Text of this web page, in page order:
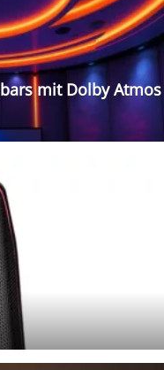
mit Dolby Atmos